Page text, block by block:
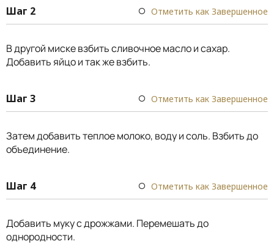
Шаг 2 Отметить как Завершенное
В другой миске взбить сливочное масло и сахар.
Добавить яйцо и так же взбить.
Шаг 3 Отметить как Завершенное
Затем добавить теплое молоко, воду и соль. Взбить до
объединение.
Шаг 4 Отметить как Завершенное
Добавить муку с дрожжами. Перемешать до
однородности.